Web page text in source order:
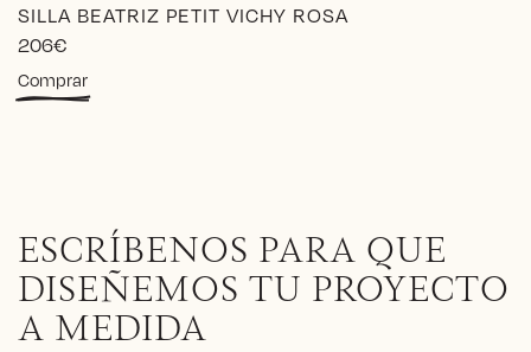
SILLA BEATRIZ PETIT VICHY ROSA
206€
ComprarEste
producto
opciones
se
pueden
elegir
en
ESCRÍBENOS PARA QUE
DISEÑEMOS TU PROYECTO
A MEDIDA